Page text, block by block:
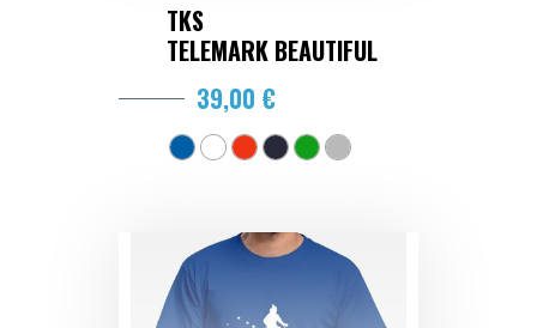
TKS
TELEMARK BEAUTIFUL
39,00 €